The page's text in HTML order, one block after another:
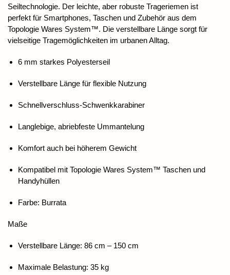
Seiltechnologie. Der leichte, aber robuste Trageriemen ist
perfekt für Smartphones, Taschen und Zubehör aus dem
Topologie Wares System™. Die verstellbare Länge sorgt für
vielseitige Tragemöglichkeiten im urbanen Alltag.
6 mm starkes Polyesterseil
Verstellbare Länge für flexible Nutzung
Schnellverschluss-Schwenkkarabiner
Langlebige, abriebfeste Ummantelung
Komfort auch bei höherem Gewicht
Kompatibel mit Topologie Wares System™ Taschen und
Handyhüllen
Farbe: Burrata
Maße
Verstellbare Länge: 86 cm – 150 cm
Maximale Belastung: 35 kg